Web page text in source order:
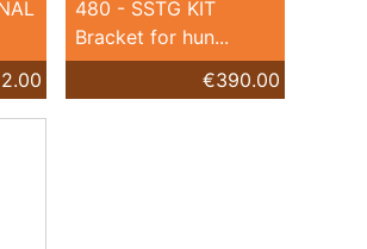
480 - SSTG KIT
Bracket for hun...
€390.00